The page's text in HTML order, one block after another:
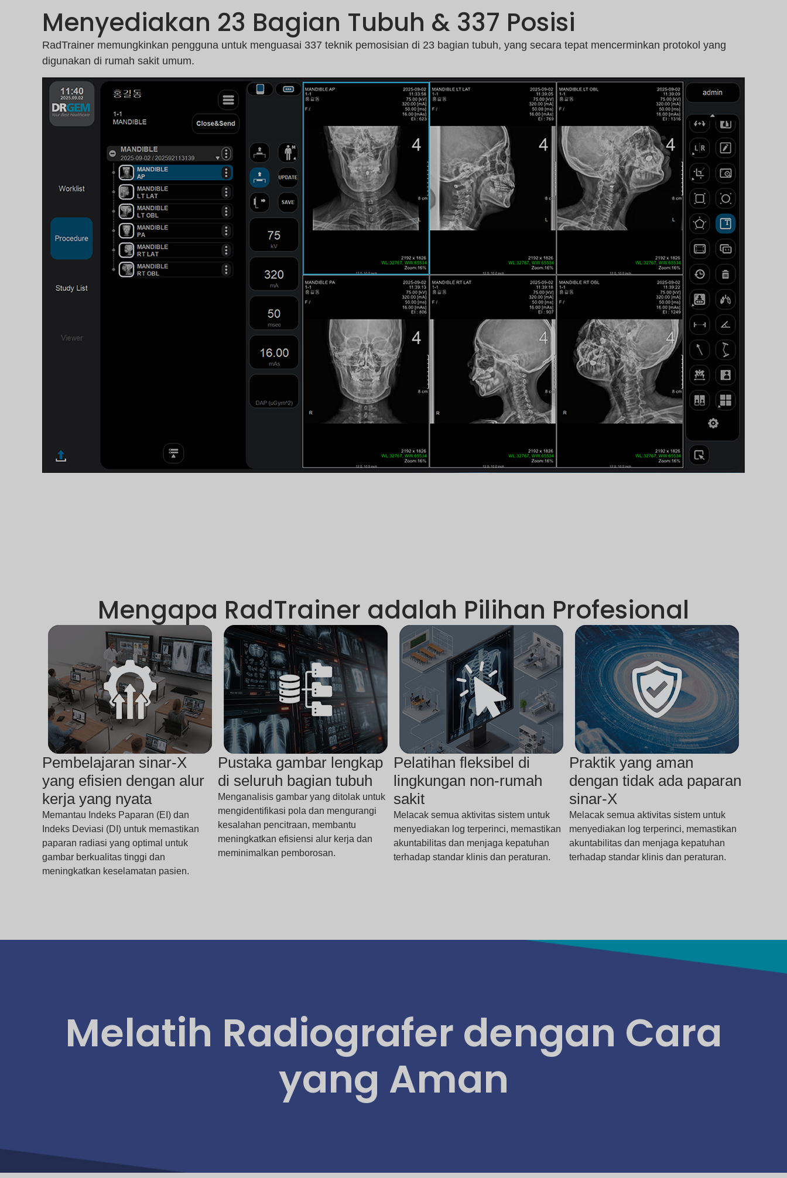
Menyediakan 23 Bagian Tubuh & 337 Posisi
RadTrainer memungkinkan pengguna untuk menguasai 337 teknik pemosisian di 23 bagian tubuh, yang secara tepat mencerminkan protokol yang
digunakan di rumah sakit umum.
Mengapa RadTrainer adalah Pilihan Profesional
Pembelajaran sinar-X
yang efisien dengan alur
kerja yang nyata
Memantau Indeks Paparan (EI) dan
Indeks Deviasi (DI) untuk memastikan
paparan radiasi yang optimal untuk
gambar berkualitas tinggi dan
meningkatkan keselamatan pasien.
Pustaka gambar lengkap
di seluruh bagian tubuh
Menganalisis gambar yang ditolak untuk
mengidentifikasi pola dan mengurangi
kesalahan pencitraan, membantu
meningkatkan efisiensi alur kerja dan
meminimalkan pemborosan.
Pelatihan fleksibel di
lingkungan non-rumah
sakit
Melacak semua aktivitas sistem untuk
menyediakan log terperinci, memastikan
akuntabilitas dan menjaga kepatuhan
terhadap standar klinis dan peraturan.
Praktik yang aman
dengan tidak ada paparan
sinar-X
Melacak semua aktivitas sistem untuk
menyediakan log terperinci, memastikan
akuntabilitas dan menjaga kepatuhan
terhadap standar klinis dan peraturan.
Melatih Radiografer dengan Cara
yang Aman